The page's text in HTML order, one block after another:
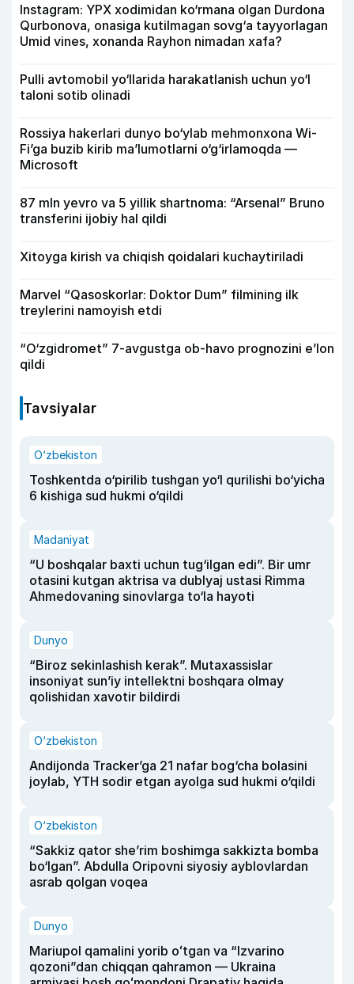
Instagram: YPX xodimidan ko‘rmana olgan Durdona
Qurbonova, onasiga kutilmagan sovg‘a tayyorlagan
Umid vines, xonanda Rayhon nimadan xafa?
Pulli avtomobil yo‘llarida harakatlanish uchun yo‘l
taloni sotib olinadi
Rossiya hakerlari dunyo bo‘ylab mehmonxona Wi-
Fi’ga buzib kirib ma’lumotlarni o‘g‘irlamoqda —
Microsoft
87 mln yevro va 5 yillik shartnoma: “Arsenal” Bruno
transferini ijobiy hal qildi
Xitoyga kirish va chiqish qoidalari kuchaytiriladi
Marvel “Qasoskorlar: Doktor Dum” filmining ilk
treylerini namoyish etdi
“O‘zgidromet” 7-avgustga ob-havo prognozini e’lon
qildi
Tavsiyalar
O‘zbekiston
Toshkentda o‘pirilib tushgan yo‘l qurilishi bo‘yicha
6 kishiga sud hukmi o‘qildi
Madaniyat
“U boshqalar baxti uchun tug‘ilgan edi”. Bir umr
otasini kutgan aktrisa va dublyaj ustasi Rimma
Ahmedovaning sinovlarga to‘la hayoti
Dunyo
“Biroz sekinlashish kerak”. Mutaxassislar
insoniyat sun’iy intellektni boshqara olmay
qolishidan xavotir bildirdi
O‘zbekiston
Andijonda Tracker’ga 21 nafar bog‘cha bolasini
joylab, YTH sodir etgan ayolga sud hukmi o‘qildi
O‘zbekiston
“Sakkiz qator she’rim boshimga sakkizta bomba
bo‘lgan”. Abdulla Oripovni siyosiy ayblovlardan
asrab qolgan voqea
Dunyo
Mariupol qamalini yorib oʻtgan va “Izvarino
qozoni”dan chiqqan qahramon — Ukraina